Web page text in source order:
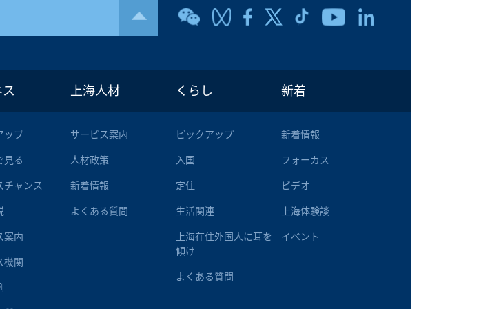
ップ
見る
チャンス
案内
機関
上海人材
サービス案内
人材政策
新着情報
よくある質問
くらし
ピックアップ
入国
定住
生活関連
上海在住外国人に耳を
傾け
よくある質問
新着
新着情報
フォーカス
ビデオ
上海体験談
イベント